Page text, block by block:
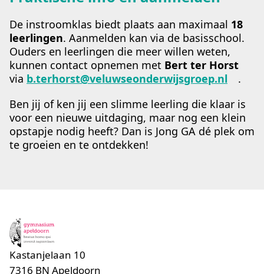
De instroomklas biedt plaats aan maximaal 18
leerlingen. Aanmelden kan via de basisschool.
Ouders en leerlingen die meer willen weten,
kunnen contact opnemen met Bert ter Horst
via b.terhorst@veluwseonderwijsgroep.nl
.
Ben jij of ken jij een slimme leerling die klaar is
voor een nieuwe uitdaging, maar nog een klein
opstapje nodig heeft? Dan is Jong GA dé plek om
te groeien en te ontdekken!
Kastanjelaan 10
7316 BN Apeldoorn